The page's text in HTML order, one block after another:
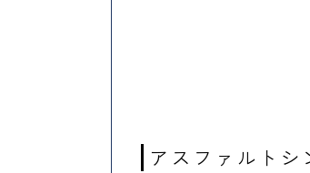
アスファルトシ